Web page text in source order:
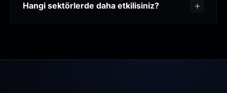
Hangi sektörlerde daha etkilisiniz?